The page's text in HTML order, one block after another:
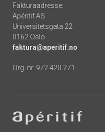
Fakturaadresse:
Apéritif AS
Universitetsgata 22
0162 Oslo
faktura@aperitif.no
Org. nr. 972 420 271
-